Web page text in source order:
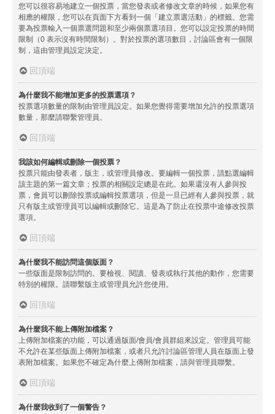
您可以很容易地建立一個投票，當您發表或者修改文章的時候，如果您有
相應的權限，您可以在頁面下方看到一個「建立票選活動」的標籤。您需
要為投票輸入一個票選問題和至少兩個票選項目。您可以設定投票的時間
限制（0 表示沒有時間限制）。對於投票的選項數目，討論區會有一個限
制，這由管理員設定決定。
回頂端
為什麼我不能增加更多的投票選項？
投票選項數量的限制由管理員設定。如果您覺得需要增加允許的投票選項
數量，那麼請聯繫管理員。
回頂端
我該如何編輯或刪除一個投票？
投票只能由發表者，版主，或管理員修改。要編輯一個投票，請點選編輯
該主題的第一篇文章；投票的相關設定總是在此。如果還沒有人參與投
票，會員可以刪除投票或編輯投票選項，但是一旦已經有人參與投票，就
只有版主或管理員可以編輯或刪除它。這是為了防止在投票中途修改投票
選項。
回頂端
為什麼我不能訪問這個版面？
一些版面是限制訪問的。要檢視、閱讀、發表或執行其他的動作，您需要
特別的權限。請聯繫版主或管理員允許您使用。
回頂端
為什麼我不能上傳附加檔案？
上傳附加檔案的功能，可以通過版面/會員/會員群組來設定。管理員可能
不允許在某些版面上傳附加檔案，或者只允許討論區管理人員在版面上發
表附加檔案。如果您不確定為什麼上傳附加檔案，請與管理員聯繫。
回頂端
為什麼我收到了一個警告？